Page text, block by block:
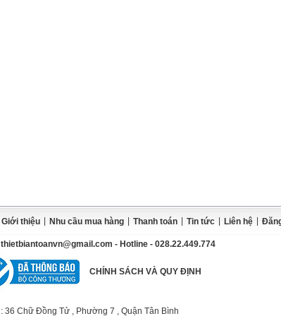
Giới thiệu Nhu cầu mua hàng Thanh toán Tin tức Liên hệ
thietbiantoanvn@gmail.com - Hotline - 028.22.449.774
CHÍNH SÁCH VÀ QUY ĐỊNH
: 36 Chữ Đồng Tử , Phường 7 , Quận Tân Bình